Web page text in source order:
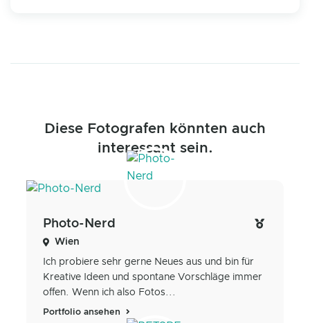
Diese Fotografen könnten auch
interessant sein.
Photo-Nerd
Wien
Ich probiere sehr gerne Neues aus und bin für
Kreative Ideen und spontane Vorschläge immer
offen. Wenn ich also Fotos...
Portfolio ansehen